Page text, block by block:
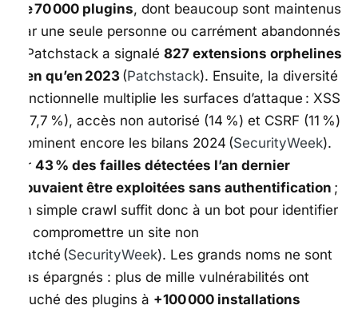
de 70 000 plugins, dont beaucoup sont maintenus
par une seule personne ou carrément abandonnés
– Patchstack a signalé 827 extensions orphelines
rien qu’en 2023 (Patchstack). Ensuite, la diversité
fonctionnelle multiplie les surfaces d’attaque : XSS
(47,7 %), accès non autorisé (14 %) et CSRF (11 %)
dominent encore les bilans 2024 (SecurityWeek).
Or 43 % des failles détectées l’an dernier
pouvaient être exploitées sans authentification ;
un simple crawl suffit donc à un bot pour identifier
et compromettre un site non
patché (SecurityWeek). Les grands noms ne sont
pas épargnés : plus de mille vulnérabilités ont
touché des plugins à +100 000 installations